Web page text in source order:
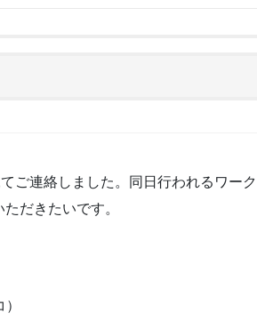
ご連絡しました。同日行われるワー
だきたいです。